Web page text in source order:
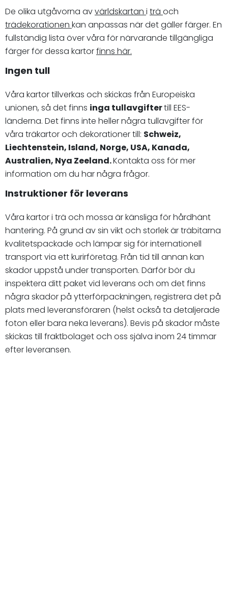
De olika utgåvorna avvärldskartan i trä och
trädekorationen kan anpassas när det gäller färger. En
fullständig lista över våra för närvarande tillgängliga
färger för dessa kartorfinns här.
Ingen tull
Våra kartor tillverkas och skickas från Europeiska
unionen, så det finns inga tullavgiftertill EES-
länderna. Det finns inte heller några tullavgifter för
våra träkartor och dekorationer till: Schweiz,
Liechtenstein, Island, Norge, USA, Kanada,
Australien, Nya Zeeland.Kontakta oss för mer
information om du har några frågor.
Instruktioner för leverans
Våra kartor i trä och mossa är känsliga för hårdhänt
hantering. På grund av sin vikt och storlek är träbitarna
kvalitetspackade och lämpar sig för internationell
transport via ett kurirföretag. Från tid till annan kan
skador uppstå under transporten. Därför bör du
inspektera ditt paket vid leverans och om det finns
några skador på ytterförpackningen, registrera det på
plats med leveransföraren (helst också ta detaljerade
foton eller bara neka leverans). Bevis på skador måste
skickas till fraktbolaget och oss själva inom 24 timmar
efter leveransen.